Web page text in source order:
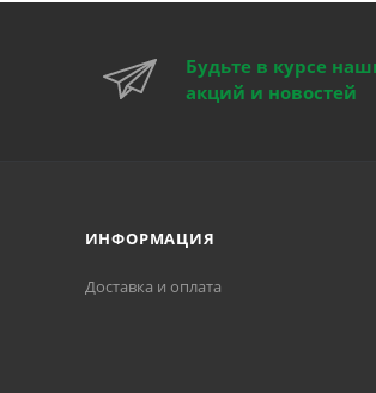
Будьте в курсе
акций и новостей
ИНФОРМАЦИЯ
Доставка и оплата